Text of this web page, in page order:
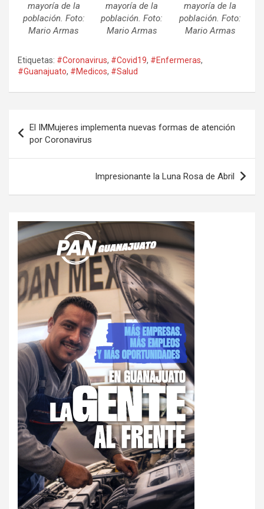
mayoría de la
población. Foto:
Mario Armas
mayoría de la
población. Foto:
Mario Armas
mayoría de la
población. Foto:
Mario Armas
Etiquetas: #Coronavirus, #Covid19, #Enfermeras,
#Guanajuato, #Medicos, #Salud
de
entradas
El IMMujeres implementa nuevas formas de atención
por Coronavirus
Impresionante la Luna Rosa de Abril